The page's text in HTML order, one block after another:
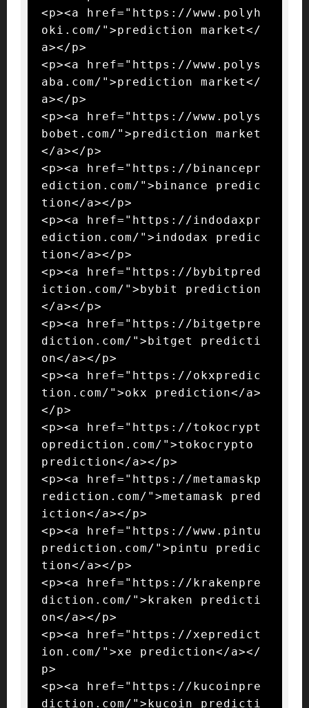
<p><a href="https://www.polyh
oki.com/">prediction market</
a></p>
<p><a href="https://www.polys
aba.com/">prediction market</
a></p>
<p><a href="https://www.polys
bobet.com/">prediction market
</a></p>
<p><a href="https://binancepr
ediction.com/">binance predic
tion</a></p>
<p><a href="https://indodaxpr
ediction.com/">indodax predic
tion</a></p>
<p><a href="https://bybitpred
iction.com/">bybit prediction
</a></p>
<p><a href="https://bitgetpre
diction.com/">bitget predicti
on</a></p>
<p><a href="https://okxpredic
tion.com/">okx prediction</a>
</p>
<p><a href="https://tokocrypt
oprediction.com/">tokocrypto
prediction</a></p>
<p><a href="https://metamaskp
rediction.com/">metamask pred
iction</a></p>
<p><a href="https://www.pintu
prediction.com/">pintu predic
tion</a></p>
<p><a href="https://krakenpre
diction.com/">kraken predicti
on</a></p>
<p><a href="https://xepredict
ion.com/">xe prediction</a></
p>
<p><a href="https://kucoinpre
diction.com/">kucoin predicti